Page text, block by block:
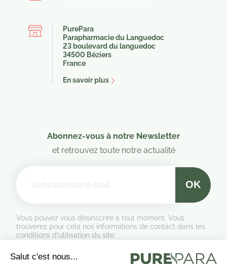
PurePara
Parapharmacie du Languedoc
23 boulevard du languedoc
34500 Béziers
France
En savoir plus
Abonnez-vous à notre Newsletter
et retrouvez toute notre actualité
Vous pouvez vous désinscrire à tout moment. Vous
trouverez pour cela nos informations de contact dans les
conditions d'utilisation du site.